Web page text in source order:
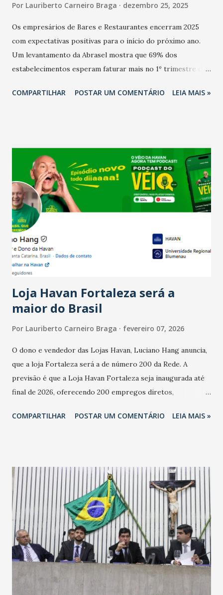
Por Lauriberto Carneiro Braga dezembro 25, 2025
Os empresários de Bares e Restaurantes encerram 2025
com expectativas positivas para o início do próximo ano.
Um levantamento da Abrasel mostra que 69% dos
estabelecimentos esperam faturar mais no 1º trimestre de
relação ao último trimestre deste ano, 56% também
confraternizações de fim de ano e pelo pagamento do 13º
Salário para um número maior de trabalhadores, já que o
país tem a menor taxa de desemprego dos anos recentes.
Ainda segundo a Pesquisa, em novembro de 2025, 40% dos
bares e restaurantes operaram com lucro e outros 40%
registraram equilíbrio financeiro. Já o percentual de
estabelecimentos no prejuízo ficou em 19%, pouco abaixo
do observado no mês anterior. Outros 1% não existiam em
novembro. Em relação a outubro, o faturamento também
cresceu. De acordo com a pesquisa, 44% dos n...
COMPARTILHAR POSTAR UM COMENTÁRIO LEIA MAIS »
Loja Havan Fortaleza será a
maior do Brasil
Por Lauriberto Carneiro Braga fevereiro 07, 2026
O dono e vendedor das Lojas Havan, Luciano Hang anuncia,
que a loja Fortaleza será a de número 200 da Rede. A
previsão é que a Loja Havan Fortaleza seja inaugurada até
final de 2026, oferecendo 200 empregos diretos,
Havan Fortaleza ainda não foi anunciada oficialmente, mas
COMPARTILHAR POSTAR UM COMENTÁRIO LEIA MAIS »